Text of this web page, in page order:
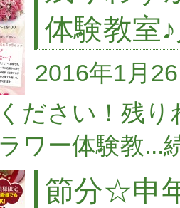
体験教室
2016年1月
ください！
ワー体験教...
節分☆申